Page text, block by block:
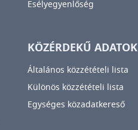
Esélyegyenlőség
KÖZÉRDEKŰ ADATOK
Általános közzétételi lista
Különös közzétételi lista
Egységes közadatkereső